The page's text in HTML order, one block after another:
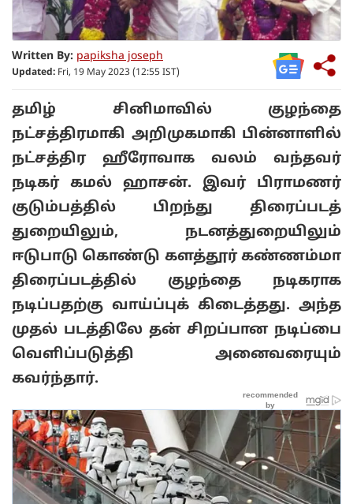
Written By: papiksha joseph
Updated: Fri, 19 May 2023 (12:55 IST)
தமிழ் சினிமாவில் குழந்தை
நட்சத்திரமாகி அறிமுகமாகி பின்னாளில்
நட்சத்திர ஹீரோவாக வலம் வந்தவர்
நடிகர் கமல் ஹாசன். இவர் பிராமணர்
குடும்பத்தில் பிறந்து திரைப்படத்
துறையிலும், நடனத்துறையிலும்
ஈடுபாடு கொண்டு களத்தூர் கண்ணம்மா
திரைப்படத்தில் குழந்தை நடிகராக
நடிப்பதற்கு வாய்ப்புக் கிடைத்தது. அந்த
முதல் படத்திலே தன் சிறப்பான நடிப்பை
வெளிப்படுத்தி அனைவரையும்
கவர்ந்தார்.